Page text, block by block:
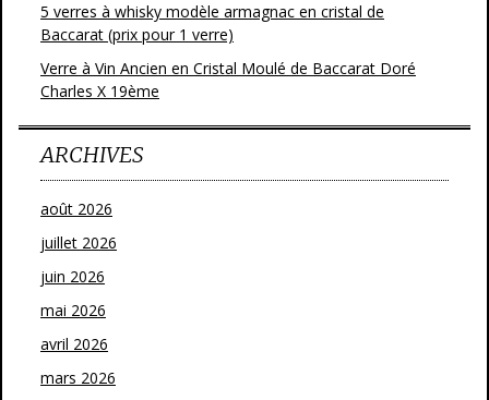
5 verres à whisky modèle armagnac en cristal de
Baccarat (prix pour 1 verre)
Verre à Vin Ancien en Cristal Moulé de Baccarat Doré
Charles X 19ème
ARCHIVES
août 2026
juillet 2026
juin 2026
mai 2026
avril 2026
mars 2026